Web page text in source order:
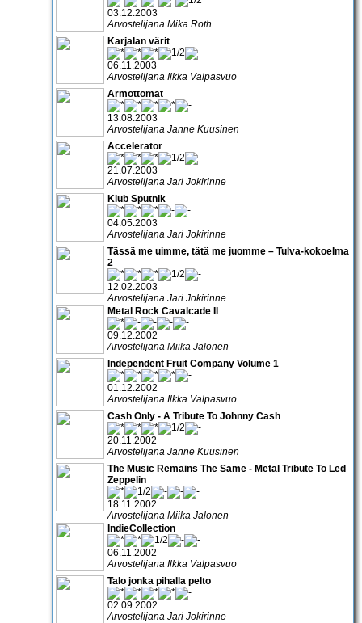
03.12.2003
Arvostelijana Mika Roth
Karjalan värit
06.11.2003
Arvostelijana Ilkka Valpasvuo
Armottomat
13.08.2003
Arvostelijana Janne Kuusinen
Accelerator
21.07.2003
Arvostelijana Jari Jokirinne
Klub Sputnik
04.05.2003
Arvostelijana Jari Jokirinne
Tässä me uimme, tätä me juomme – Tulva-kokoelma
2
12.02.2003
Arvostelijana Jari Jokirinne
Metal Rock Cavalcade II
09.12.2002
Arvostelijana Miika Jalonen
Independent Fruit Company Volume 1
01.12.2002
Arvostelijana Ilkka Valpasvuo
Cash Only - A Tribute To Johnny Cash
20.11.2002
Arvostelijana Janne Kuusinen
The Music Remains The Same - Metal Tribute To Led
Zeppelin
18.11.2002
Arvostelijana Miika Jalonen
IndieCollection
06.11.2002
Arvostelijana Ilkka Valpasvuo
Talo jonka pihalla pelto
02.09.2002
Arvostelijana Jari Jokirinne